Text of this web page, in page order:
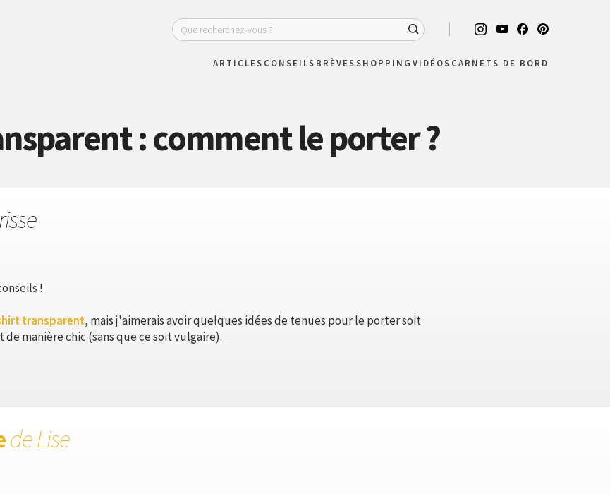
ARTICLES CONSEILS BRÈVESSHOPPING VIDÉOS CARNETS DE BORD
: comment le porter ?
!
transparent, mais j'aimerais avoir quelques idées de tenues pour le porter soit
manière chic (sans que ce soit vulgaire).
de Lise